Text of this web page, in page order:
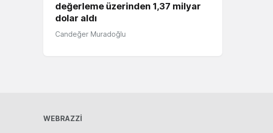
değerleme üzerinden 1,37 milyar
dolar aldı
Candeğer Muradoğlu
WEBRAZZİ